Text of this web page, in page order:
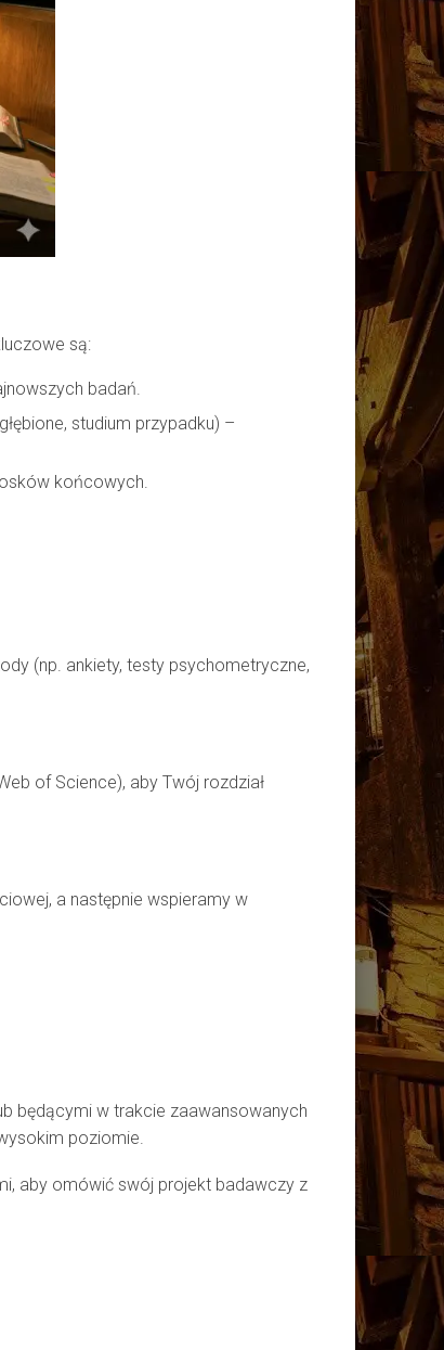
są:
badań.
studium przypadku) –
końcowych.
(np. ankiety, testy psychometryczne,
of Science), aby Twój rozdział
a następnie wspieramy w
będącymi w trakcie zaawansowanych
poziomie.
aby omówić swój projekt badawczy z